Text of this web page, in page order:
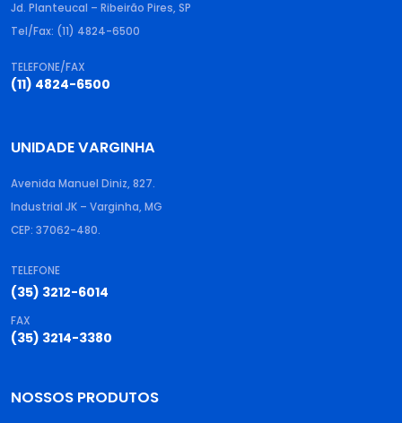
Jd. Planteucal – Ribeirão Pires, SP
Tel/Fax: (11) 4824-6500
TELEFONE/FAX
(11) 4824-6500
UNIDADE VARGINHA
Avenida Manuel Diniz, 827.
Industrial JK – Varginha, MG
CEP: 37062-480.
TELEFONE
(35) 3212-6014
FAX
(35) 3214-3380
NOSSOS PRODUTOS